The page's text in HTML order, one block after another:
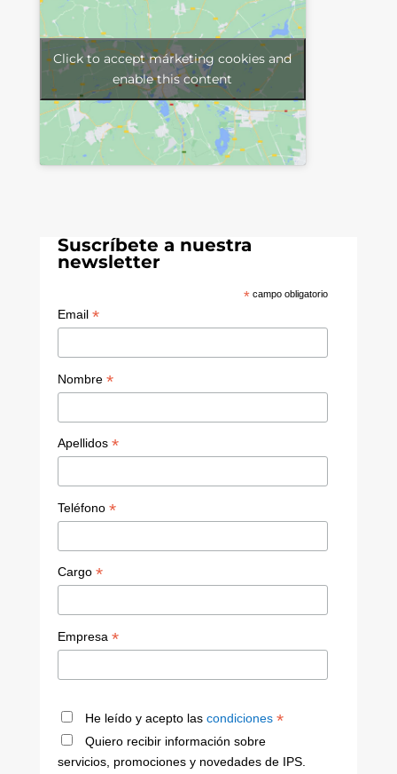
Click to accept márketing cookies and
enable this content
Suscríbete a nuestra
newsletter
* campo obligatorio
Email *
Nombre *
Apellidos *
Teléfono *
Cargo *
Empresa *
He leído y acepto las condiciones *
Quiero recibir información sobre
servicios, promociones y novedades de IPS.